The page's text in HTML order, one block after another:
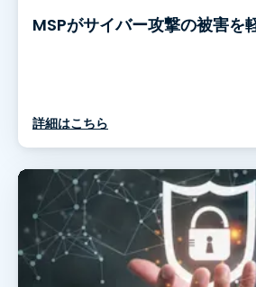
MSPがサイバー攻撃の被害を
詳細はこちら